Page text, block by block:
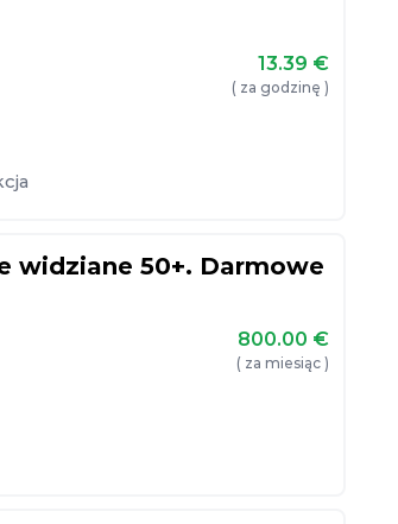
13.39 €
( za godzinę )
widziane 50+. Darmowe
800.00 €
( za miesiąc )